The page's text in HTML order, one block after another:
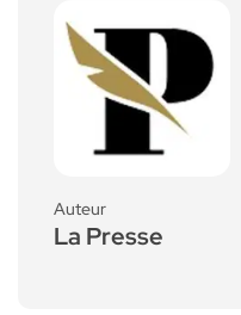
Auteur
La Presse